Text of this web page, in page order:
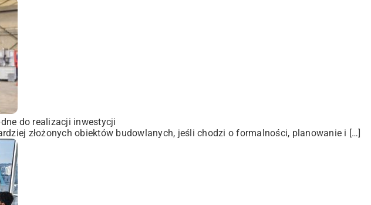
do realizacji inwestycji
złożonych obiektów budowlanych, jeśli chodzi o formalności, planowanie i […]